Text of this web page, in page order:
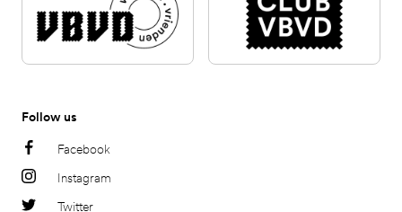
Follow us
Facebook
Instagram
Twitter